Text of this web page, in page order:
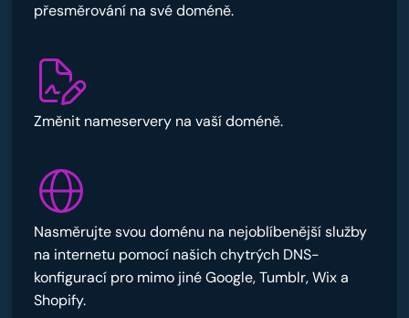
přesměrování na své doméně.
Změnit nameservery na vaší doméně.
Nasměrujte svou doménu na nejoblíbenější služby
na internetu pomocí našich chytrých DNS-
konfigurací pro mimo jiné Google, Tumblr, Wix a
Shopify.